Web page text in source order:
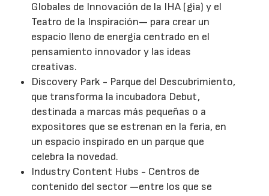
Globales de Innovación de la IHA (gia) y el
Teatro de la Inspiración— para crear un
espacio lleno de energía centrado en el
pensamiento innovador y las ideas
creativas.
Discovery Park - Parque del Descubrimiento,
que transforma la incubadora Debut,
destinada a marcas más pequeñas o a
expositores que se estrenan en la feria, en
un espacio inspirado en un parque que
celebra la novedad.
Industry Content Hubs - Centros de
contenido del sector —entre los que se